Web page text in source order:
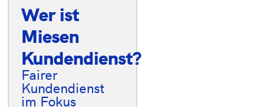
Wer ist
Miesen
Kundendienst?
Fairer
Kundendienst
im Fokus